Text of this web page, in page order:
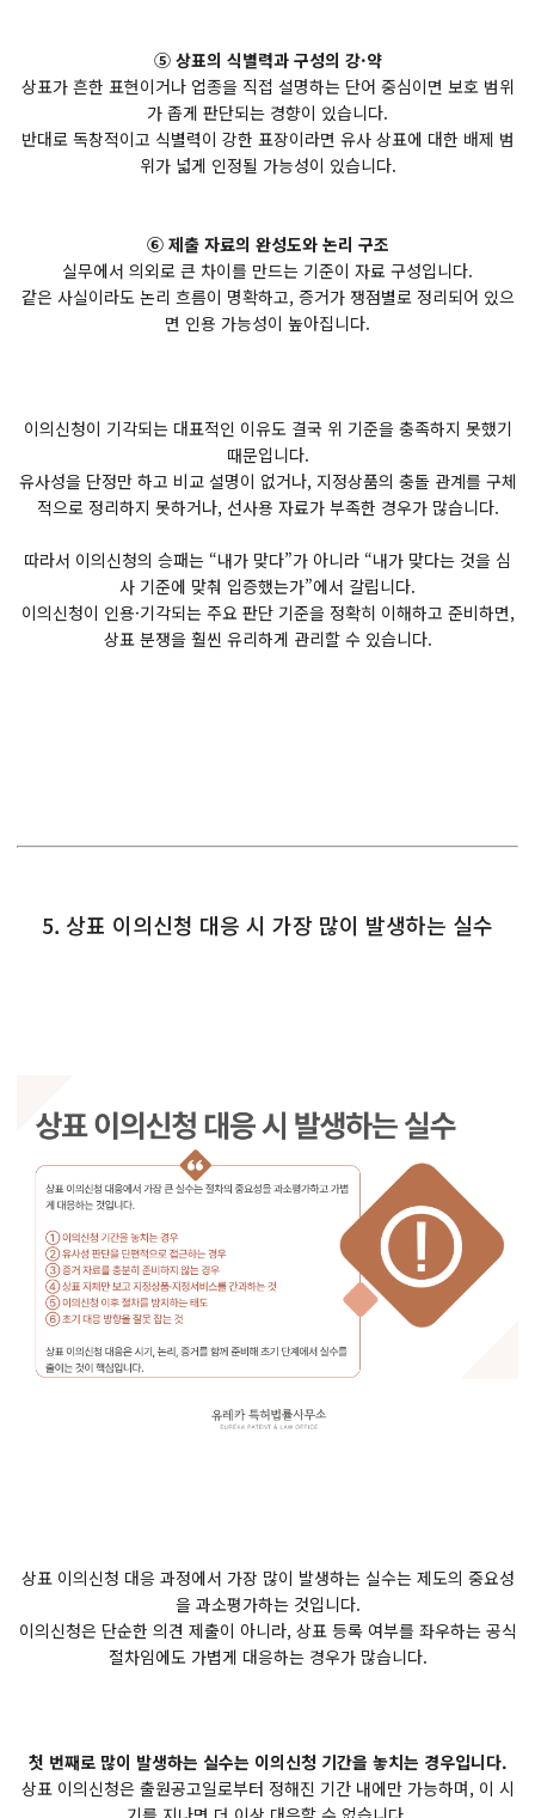
⑤ 상표의 식별력과 구성의 강·약
상표가 흔한 표현이거나 업종을 직접 설명하는 단어 중심이면 보호 범위
가 좁게 판단되는 경향이 있습니다.
반대로 독창적이고 식별력이 강한 표장이라면 유사 상표에 대한 배제 범
위가 넓게 인정될 가능성이 있습니다.
⑥ 제출 자료의 완성도와 논리 구조
실무에서 의외로 큰 차이를 만드는 기준이 자료 구성입니다.
같은 사실이라도 논리 흐름이 명확하고, 증거가 쟁점별로 정리되어 있으
면 인용 가능성이 높아집니다.
이의신청이 기각되는 대표적인 이유도 결국 위 기준을 충족하지 못했기
때문입니다.
유사성을 단정만 하고 비교 설명이 없거나, 지정상품의 충돌 관계를 구체
적으로 정리하지 못하거나, 선사용 자료가 부족한 경우가 많습니다.
따라서 이의신청의 승패는 “내가 맞다”가 아니라 “내가 맞다는 것을 심
사 기준에 맞춰 입증했는가”에서 갈립니다.
이의신청이 인용·기각되는 주요 판단 기준을 정확히 이해하고 준비하면,
상표 분쟁을 훨씬 유리하게 관리할 수 있습니다.
5. 상표 이의신청 대응 시 가장 많이 발생하는 실수
상표 이의신청 대응 과정에서 가장 많이 발생하는 실수는 제도의 중요성
을 과소평가하는 것입니다.
이의신청은 단순한 의견 제출이 아니라, 상표 등록 여부를 좌우하는 공식
절차임에도 가볍게 대응하는 경우가 많습니다.
첫 번째로 많이 발생하는 실수는 이의신청 기간을 놓치는 경우입니다.
상표 이의신청은 출원공고일로부터 정해진 기간 내에만 가능하며, 이 시